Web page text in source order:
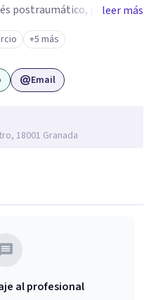
postraumático, psicología
psicología jurídica,
PsicoAbreu
formados en una
orientaciones psicológicas,
funcional, terapia de
sistémica o
leer más
+5 más
Email
18001 Granada
al profesional